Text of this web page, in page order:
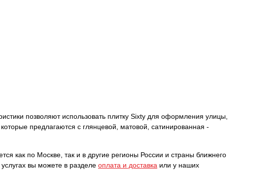
позволяют использовать плитку Sixty для оформления улицы,
предлагаются с глянцевой, матовой, сатинированная -
как по Москве, так и в другие регионы России и страны ближнего
вы можете в разделе оплата и доставка или у наших